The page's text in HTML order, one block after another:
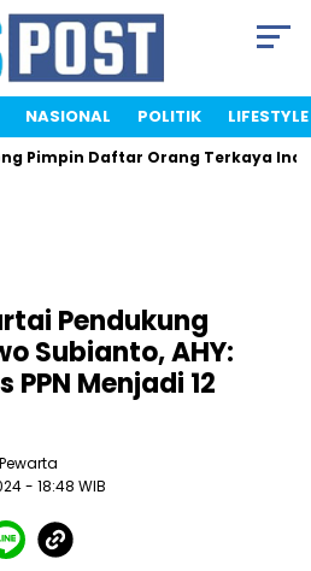
NASIONAL POLITIK LIFESTYLE
Daftar Orang Terkaya
Pendukung
Subianto, AHY:
Menjadi 12
- 18:48 WIB